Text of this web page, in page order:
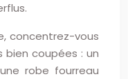
concentrez-vous
bien coupées : un
robe fourreau